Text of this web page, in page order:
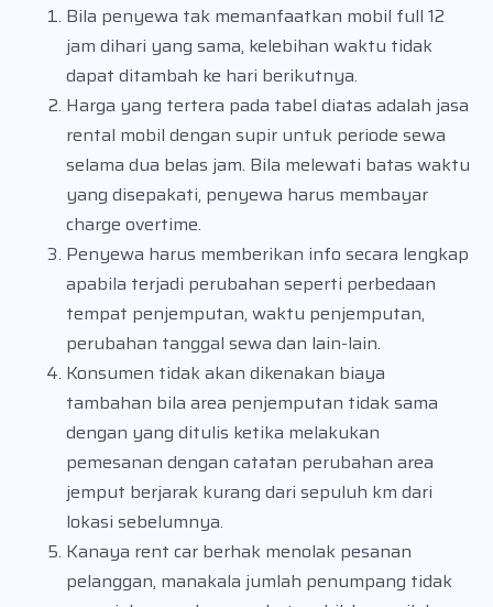
Bila penyewa tak memanfaatkan mobil full 12
jam dihari yang sama, kelebihan waktu tidak
dapat ditambah ke hari berikutnya.
Harga yang tertera pada tabel diatas adalah jasa
rental mobil dengan supir untuk periode sewa
selama dua belas jam. Bila melewati batas waktu
yang disepakati, penyewa harus membayar
charge overtime.
Penyewa harus memberikan info secara lengkap
apabila terjadi perubahan seperti perbedaan
tempat penjemputan, waktu penjemputan,
perubahan tanggal sewa dan lain-lain.
Konsumen tidak akan dikenakan biaya
tambahan bila area penjemputan tidak sama
dengan yang ditulis ketika melakukan
pemesanan dengan catatan perubahan area
jemput berjarak kurang dari sepuluh km dari
lokasi sebelumnya.
Kanaya rent car berhak menolak pesanan
pelanggan, manakala jumlah penumpang tidak